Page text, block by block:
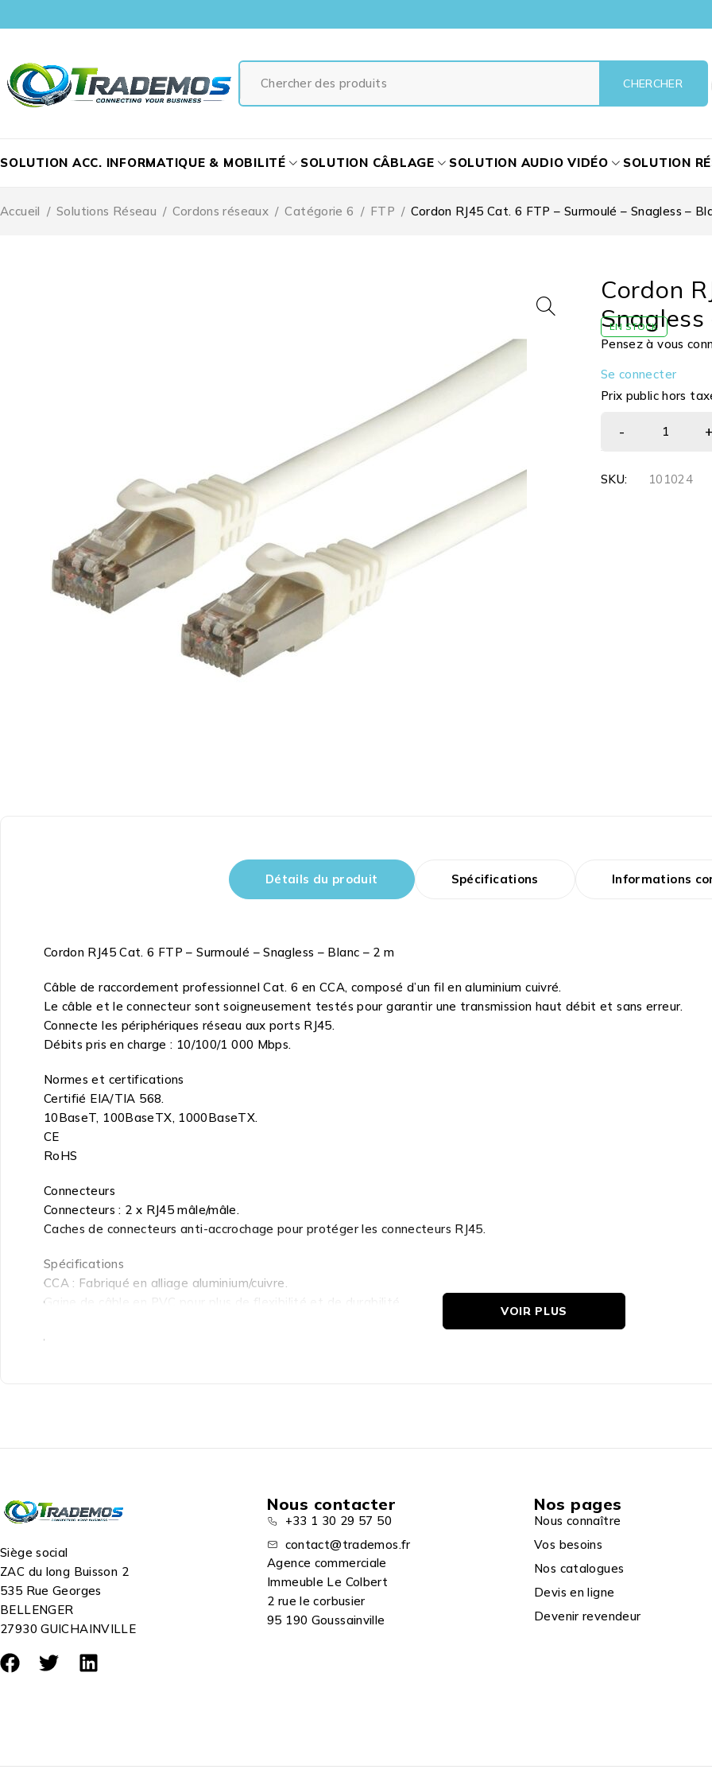
SOLUTION ACC. INFORMATIQUE & MOBILITÉ SOLUTION CÂBLAGE SOLUTION AUDIO VIDÉO SOLUTION
Accueil / Solutions Réseau / Cordons réseaux / Catégorie 6 / FTP / Cordon RJ45 Cat. 6 FTP – Surmoulé – Snagless –
Cordon
Snagless
EN STOCK
Pensez à vous
Se connecter
Prix public hors
SKU: 101024
Détails du produit Spécifications Informations
Cordon RJ45 Cat. 6 FTP – Surmoulé – Snagless – Blanc – 2 m
Câble de raccordement professionnel Cat. 6 en CCA, composé d’un fil en aluminium cuivré.
Le câble et le connecteur sont soigneusement testés pour garantir une transmission haut débit et sans erreur.
Connecte les périphériques réseau aux ports RJ45.
Débits pris en charge : 10/100/1 000 Mbps.
Normes et certifications
Certifié EIA/TIA 568.
10BaseT, 100BaseTX, 1000BaseTX.
CE
RoHS
Connecteurs
Connecteurs : 2 x RJ45 mâle/mâle.
Caches de connecteurs anti-accrochage pour protéger les connecteurs RJ45.
Spécifications
CCA : Fabriqué en alliage aluminium/cuivre.
Gaine de câble en PVC pour plus de flexibilité et de durabilité.
Câble : 4 paires.
VOIR PLUS
Siège social
ZAC du long Buisson 2
535 Rue Georges
BELLENGER
27930 GUICHAINVILLE
Nous contacter
+33 1 30 29 57 50
contact@trademos.fr
Agence commerciale
Immeuble Le Colbert
2 rue le corbusier
95 190 Goussainville
Nos pages
Nous connaître
Vos besoins
Nos catalogues
Devis en ligne
Devenir revendeur